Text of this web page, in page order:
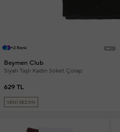
+2 Renk
Beymen Club
Siyah Taşlı Kadın Soket Çorap
629 TL
YENİ SEZON